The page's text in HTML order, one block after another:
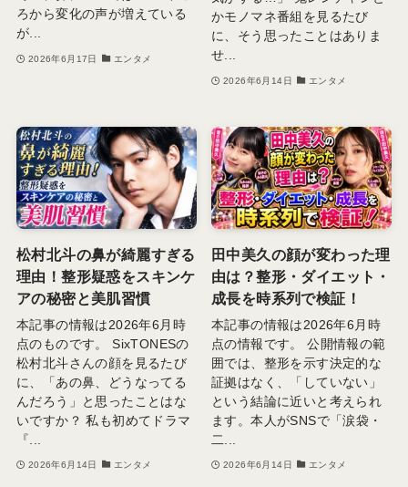
ろから変化の声が増えている
が...
2026年6月17日 エンタメ
かモノマネ番組を見るたび
に、そう思ったことはありま
せ...
2026年6月14日 エンタメ
松村北斗の鼻が綺麗すぎる
理由！整形疑惑をスキンケ
アの秘密と美肌習慣
本記事の情報は2026年6月時
点のものです。 SixTONESの
松村北斗さんの顔を見るたび
に、「あの鼻、どうなってる
んだろう」と思ったことはな
いですか？ 私も初めてドラマ
『...
2026年6月14日 エンタメ
田中美久の顔が変わった理
由は？整形・ダイエット・
成長を時系列で検証！
本記事の情報は2026年6月時
点の情報です。 公開情報の範
囲では、整形を示す決定的な
証拠はなく、「していない」
という結論に近いと考えられ
ます。本人がSNSで「涙袋・
二...
2026年6月14日 エンタメ